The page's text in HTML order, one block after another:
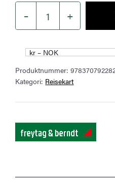
–
Barcelona
veikart
(flerspråklig)
antall
+
kr – NOK
Produktnummer:
Kategori: Reisekart